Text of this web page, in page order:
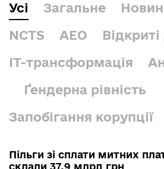
Усі Загальне
NCTS
АЕО
Відкриті
IT-трансформація
Ґендерна рівність
Запобігання корупції
Пільги зі сплати митних
склали 37,9 млрд грн